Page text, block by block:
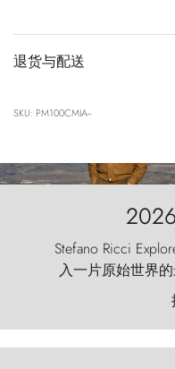
退货与配送
SKU: PM100CMIA--
Stefano Ricci
入一片原始世界
以远古的怒号雕
del Paine）则宛